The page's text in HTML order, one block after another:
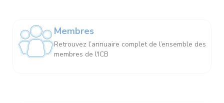
Membres
Retrouvez l’annuaire complet de l’ensemble des
membres de l'ICB